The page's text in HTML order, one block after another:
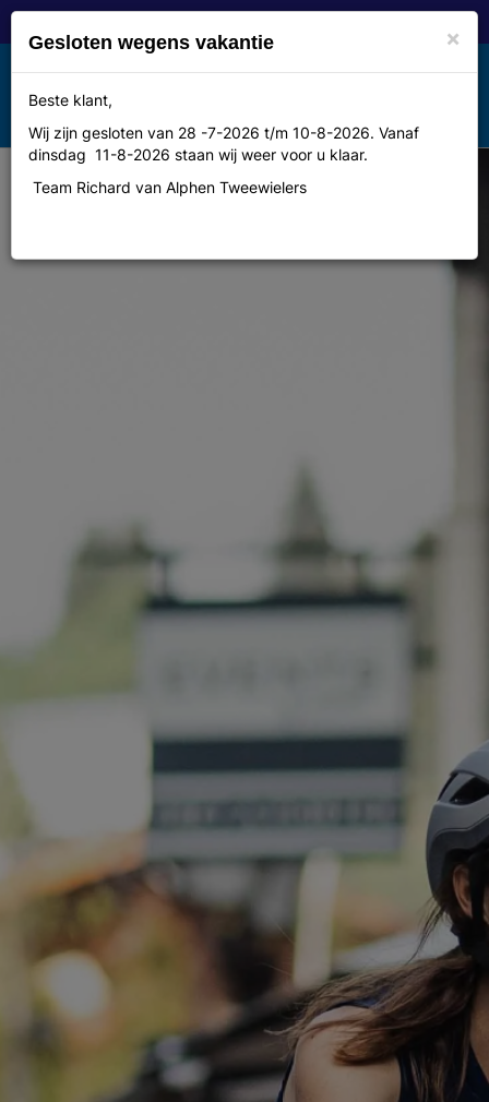
Toggle
navigation
MENU
×
Gesloten wegens vakantie
Beste klant,
Wij zijn gesloten van 28 -7-2026 t/m 10-8-2026. Vanaf
dinsdag 11-8-2026 staan wij weer voor u klaar.
Team Richard van Alphen Tweewielers